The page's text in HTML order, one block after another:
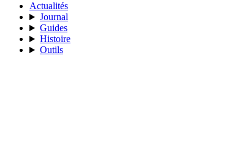
Actualités
Journal
Guides
Histoire
Outils